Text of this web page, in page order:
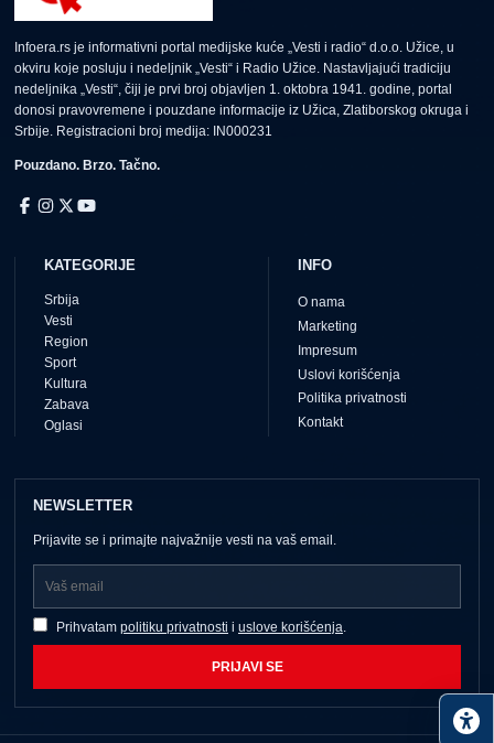
Infoera.rs je informativni portal medijske kuće „Vesti i radio“ d.o.o. Užice, u
okviru koje posluju i nedeljnik „Vesti“ i Radio Užice. Nastavljajući tradiciju
nedeljnika „Vesti“, čiji je prvi broj objavljen 1. oktobra 1941. godine, portal
donosi pravovremene i pouzdane informacije iz Užica, Zlatiborskog okruga i
Srbije. Registracioni broj medija: IN000231
Pouzdano. Brzo. Tačno.
KATEGORIJE
Srbija
Vesti
Region
Sport
Kultura
Zabava
Oglasi
INFO
O nama
Marketing
Impresum
Uslovi korišćenja
Politika privatnosti
Kontakt
NEWSLETTER
Prijavite se i primajte najvažnije vesti na vaš email.
Prihvatam politiku privatnosti i uslove korišćenja
PRIJAVI SE